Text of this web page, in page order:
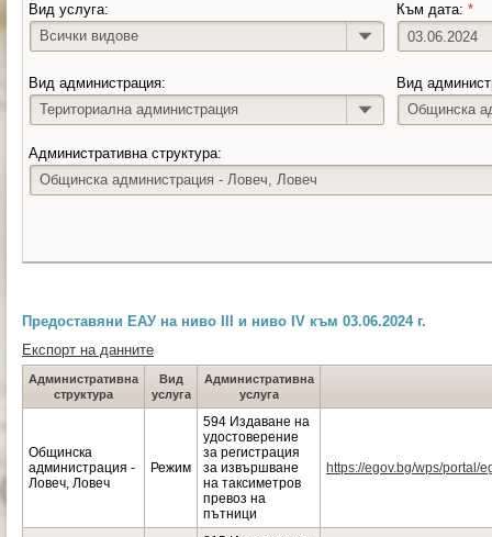
Вид услуга:
Всички видове
Към дата: *
Вид администрация:
Териториална администрация
Вид
Общинска
Административна структура:
Общинска администрация - Ловеч, Ловеч
Предоставяни ЕАУ на ниво III и ниво IV към 03.06.2024 г.
Експорт на данните
Административна
структура
Вид
услуга
Административна
услуга
Общинска
администрация -
Ловеч, Ловеч
Режим
594 Издаване на
удостоверение
за регистрация
за извършване
на таксиметров
превоз на
пътници
https://egov.bg/wps/portal/